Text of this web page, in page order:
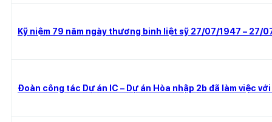
Kỹ niệm 79 năm ngày thương binh liệt sỹ 27/07/1947 – 27/
Đoàn công tác Dự án IC – Dự án Hòa nhập 2b đã làm việc